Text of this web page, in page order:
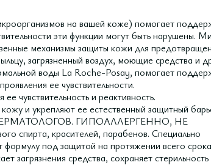
на вашей коже) помогает
эти функции могут быть нарушены.
механизмы защиты кожи для
загрязненный воздух, моющие средства и
воды La Roche-Posay, помогает
ее чувствительности.
и реактивность.
укрепляют ее естественный защитный
ГИПОАЛЛЕРГЕННО, НЕ
красителей, парабенов. Специально
формулу под защитой на протяжении всего срока
загрязнения средства, сохраняет